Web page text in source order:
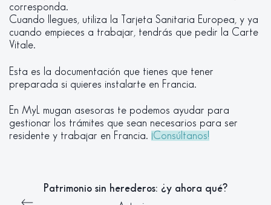
corresponda.
Cuando llegues, utiliza la Tarjeta Sanitaria Europea, y ya
cuando empieces a trabajar, tendrás que pedir la Carte
Vitale.
Esta es la documentación que tienes que tener
preparada si quieres instalarte en Francia.
En MyL mugan asesoras te podemos ayudar para
gestionar los trámites que sean necesarios para ser
residente y trabajar en Francia. ¡Consúltanos!
Patrimonio sin herederos: ¿y ahora qué?